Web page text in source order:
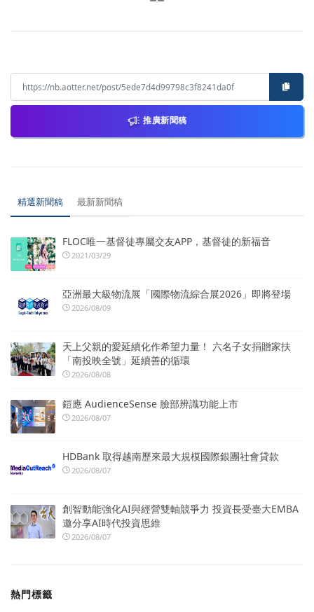
推廣新聞稿
精選新聞稿 最新新聞稿
FLOC唯一基督徒專屬交友APP，基督徒的新福音
2021/03/29
亞洲最大級物流展「國際物流綜合展2026」即將登場
2026/08/09
天上父親的愛延續化作希望力量！ 六名子女捐贈家扶
「南投映全號」延續善的循環
2026/08/08
鎧應 AudienceSense 臉部辨識功能上市
2026/08/07
HDBank 取得越南歷來最大規模國際銀團社會貸款
2026/08/07
創智動能強化AI與經營雙軸競爭力 投資長受臺大EMBA
邀分享AI時代投資思維
2026/08/07
熱門標籤